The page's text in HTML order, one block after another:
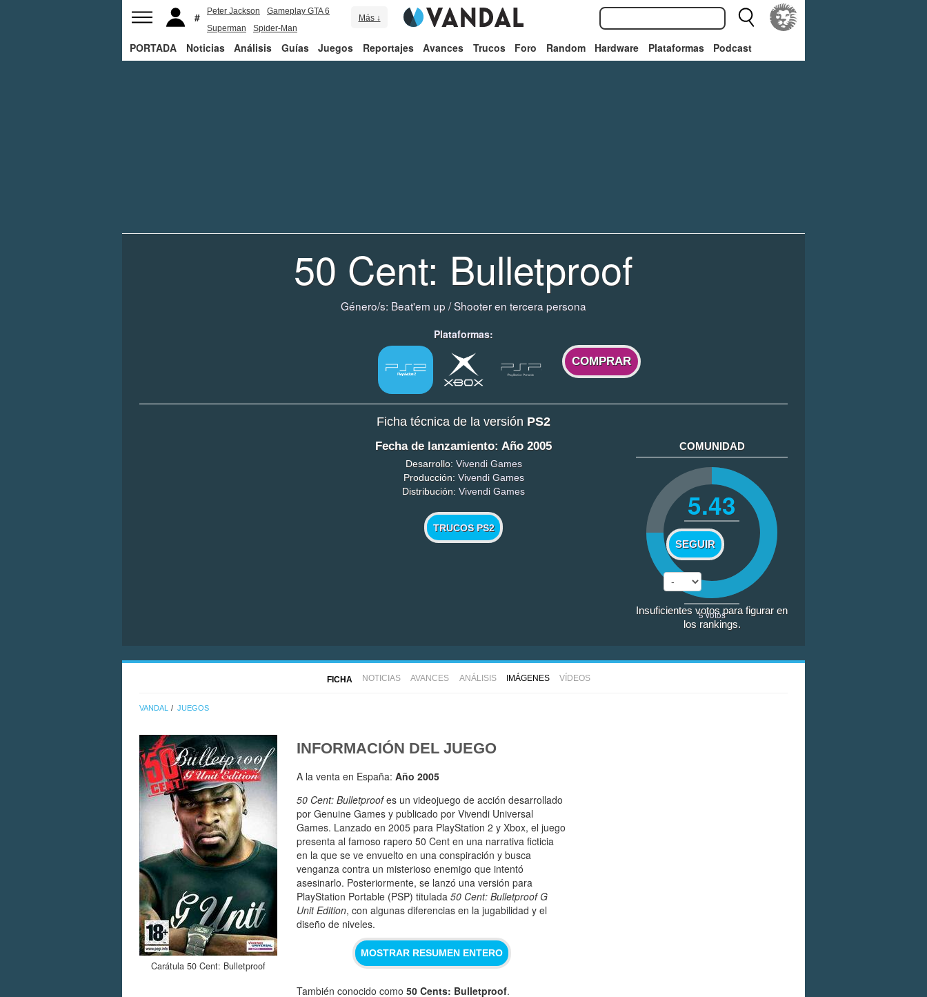
Peter Jackson
Gameplay GTA 6
Superman
Spider-Man
Más ↓
PORTADA Noticias Análisis Guías Juegos Reportajes Avances Trucos Foro Random Hardware Plataformas Podcast
50 Cent: Bulletproof
Género/s: Beat'em up /Shooter en tercera persona
Plataformas:
COMPRAR
Ficha técnica de la versión PS2
Fecha de lanzamiento: Año 2005
Desarrollo: Vivendi Games
Producción: Vivendi Games
Distribución: Vivendi Games
TRUCOS PS2
COMUNIDAD
5.43
SEGUIR
5votos
Insuficientes votos para figurar en
los rankings.
FICHA NOTICIAS AVANCES ANÁLISIS IMÁGENES VÍDEOS
VANDAL JUEGOS
Carátula 50 Cent: Bulletproof
INFORMACIÓN DEL JUEGO
A la venta en España: Año 2005
50 Cent: Bulletproofes un videojuego de acción desarrollado
por Genuine Games y publicado por Vivendi Universal
Games. Lanzado en 2005 para PlayStation 2 y Xbox, el juego
presenta al famoso rapero 50 Cent en una narrativa ficticia
en la que se ve envuelto en una conspiración y busca
venganza contra un misterioso enemigo que intentó
asesinarlo. Posteriormente, se lanzó una versión para
PlayStation Portable (PSP) titulada 50 Cent: Bulletproof G
Unit Edition, con algunas diferencias en la jugabilidad y el
diseño de niveles.
MOSTRAR RESUMEN ENTERO
También conocido como 50 Cents: Bulletproof.